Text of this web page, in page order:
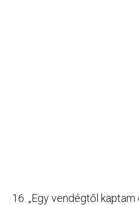
16. „Egy vendégtől